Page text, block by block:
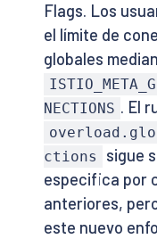
Flags. Los
el límite de
globales
NECTIONS . El
ctions
sigue
especifica por
anteriores,
este nuevo